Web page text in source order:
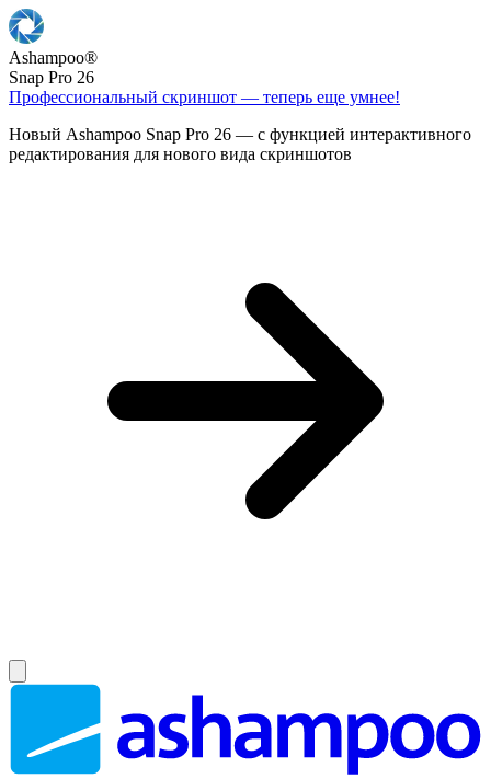
Ashampoo®
Snap Pro 26
Профессиональный скриншот — теперь еще умнее!
Новый Ashampoo Snap Pro 26 — с функцией интерактивного
редактирования для нового вида скриншотов